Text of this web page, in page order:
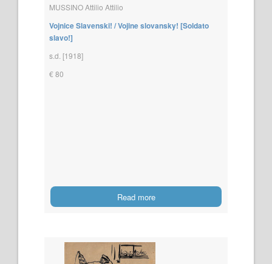
MUSSINO Attilio Attilio
Vojnice Slavenski! / Vojine slovansky! [Soldato
slavo!]
s.d. [1918]
€ 80
Read more